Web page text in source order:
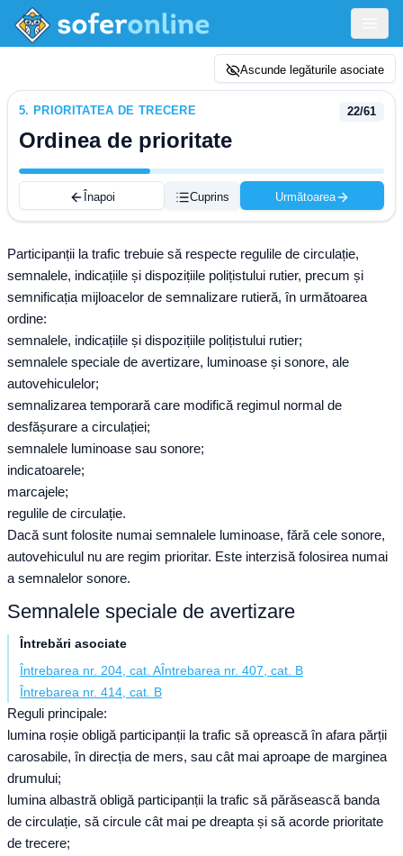
Ascunde legăturile asociate
5. PRIORITATEA DE TRECERE
Ordinea de prioritate
22/61
Înapoi Cuprins Următoarea
Participanții la trafic trebuie să respecte regulile de circulație,
semnalele, indicațiile și dispozițiile polițistului rutier, precum și
semnificația mijloacelor de semnalizare rutieră, în următoarea
ordine:
semnalele, indicațiile și dispozițiile polițistului rutier;
semnalele speciale de avertizare, luminoase și sonore, ale
autovehiculelor;
semnalizarea temporară care modifică regimul normal de
desfășurare a circulației;
semnalele luminoase sau sonore;
indicatoarele;
marcajele;
regulile de circulație.
Dacă sunt folosite numai semnalele luminoase, fără cele sonore,
autovehiculul nu are regim prioritar. Este interzisă folosirea numai
a semnalelor sonore.
Semnalele speciale de avertizare
Întrebări asociate
Întrebarea nr. 204, cat. AÎntrebarea nr. 407, cat. B
Întrebarea nr. 414, cat. B
Reguli principale:
lumina roșie obligă participanții la trafic să oprească în afara părții
carosabile, în direcția de mers, sau cât mai aproape de marginea
drumului;
lumina albastră obligă participanții la trafic să părăsească banda
de circulație, să circule cât mai pe dreapta și să acorde prioritate
de trecere;